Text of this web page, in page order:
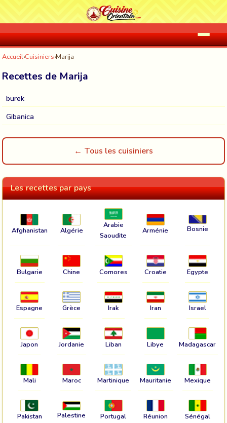
Accueil›Cuisiniers›Marija
Recettes de Marija
burek
Gibanica
← Tous les cuisiniers
Les recettes par pays
Afghanistan Algérie
Arabie
Saoudite
Arménie Bosnie
Bulgarie Chine Comores Croatie Egypte
Espagne Grèce Irak Iran Israel
Japon Jordanie Liban Libye Madagascar
Mali Maroc Martinique Mauritanie Mexique
Pakistan Palestine Portugal Réunion Sénégal